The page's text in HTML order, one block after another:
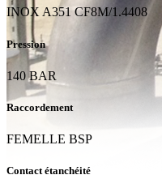
INOX A351 CF8M/1.4408
Pression
140 BAR
Raccordement
FEMELLE BSP
Contact étanchéité